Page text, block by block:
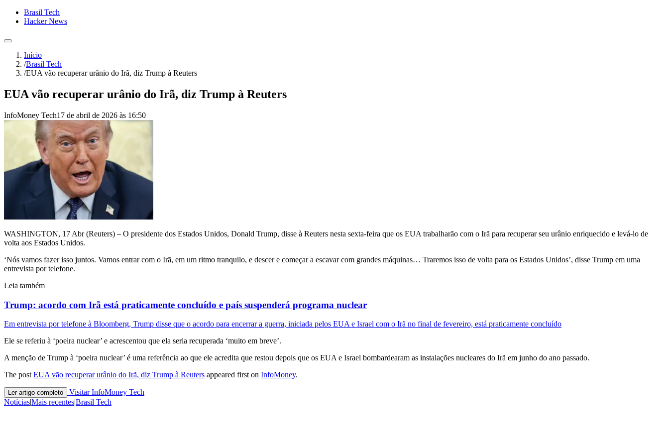
Brasil Tech
Hacker News
Início
/Brasil Tech
/EUA vão recuperar urânio do Irã, diz Trump à Reuters
EUA vão recuperar urânio do Irã, diz Trump à Reuters
InfoMoney Tech17 de abril de 2026 às 16:50
WASHINGTON, 17 ⁠Abr (Reuters) – O presidente dos ‌Estados Unidos, Donald Trump, disse à Reuters ‌nesta sexta-feira que os EUA trabalharão com o Irã para recuperar seu urânio ⁠enriquecido ‌e levá-lo de
⁠volta aos Estados Unidos.
‘Nós vamos fazer isso juntos. Vamos entrar com o Irã, ​em um ritmo tranquilo, e descer e ​começar a escavar com grandes máquinas… Traremos isso de volta para os ‌Estados Unidos’, disse ​Trump em uma
entrevista por telefone.
Leia também
Trump: acordo com Irã está praticamente concluído e país suspenderá programa nuclear
Em entrevista por telefone à Bloomberg, Trump disse que o acordo para encerrar a guerra, iniciada pelos EUA e Israel com o Irã no final de fevereiro, está praticamente concluído
Ele se referiu ⁠à ‘poeira ​nuclear’ e ​acrescentou que ela seria recuperada ‘muito ⁠em breve’.
A ​menção de Trump à ‘poeira nuclear’ é uma ​referência ao que ele acredita que restou ​depois ⁠que os EUA e Israel ⁠bombardearam as instalações nucleares do Irã em junho do ano passado.
The post EUA vão recuperar urânio do Irã, diz Trump à Reuters appeared first on InfoMoney.
Ler artigo completo
Visitar InfoMoney Tech
Notícias|Mais recentes|Brasil Tech